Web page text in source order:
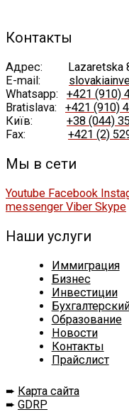
Контакты
Адрес: Lazaretska
E-mail:
Whatsapp: +421 (910)
Bratislava: +421 (910)
Київ: +38 (044)
Fax: +421 (2)
Мы в сети
Youtube Facebook
messenger Viber Skype
Наши услуги
Иммиграция
Бизнес
Инвестиции
Образование
Новости
Контакты
Прайслист
➨ Карта сайта
➨ GDRP